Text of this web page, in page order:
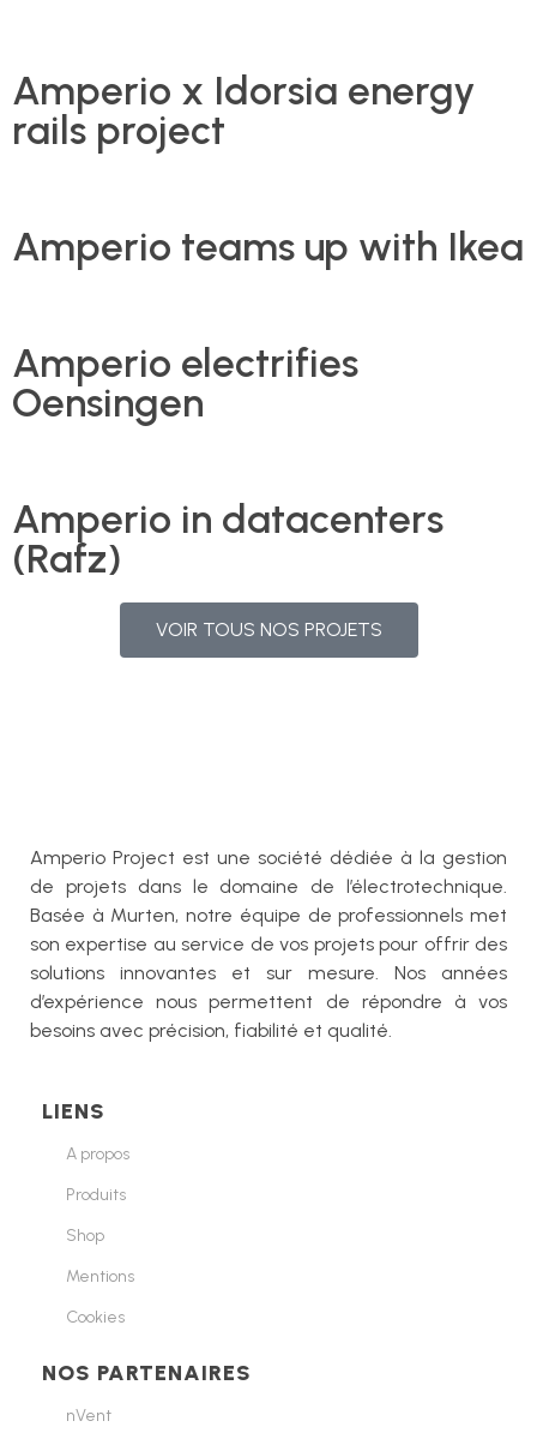
Amperio x Idorsia energy
rails project
Amperio teams up with Ikea
Amperio electrifies
Oensingen
Amperio in datacenters
(Rafz)
VOIR TOUS NOS PROJETS
Amperio Project est une société dédiée à la gestion
de projets dans le domaine de l’électrotechnique.
Basée à Murten, notre équipe de professionnels met
son expertise au service de vos projets pour offrir des
solutions innovantes et sur mesure. Nos années
d’expérience nous permettent de répondre à vos
besoins avec précision, fiabilité et qualité.
LIENS
A propos
Produits
Shop
Mentions
Cookies
NOS PARTENAIRES
nVent